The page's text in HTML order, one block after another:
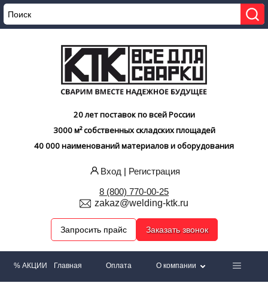
20 лет поставок по всей России
3000 м² собственных складских площадей
40 000 наименований материалов и оборудования
Вход | Регистрация
8 (800) 770-00-25
zakaz@welding-ktk.ru
Запросить прайс Заказать звонок
% АКЦИИ Главная Оплата О компании